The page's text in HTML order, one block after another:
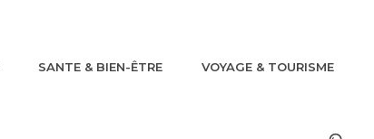
SANTE & BIEN-ÊTRE VOYAGE & TOURISME